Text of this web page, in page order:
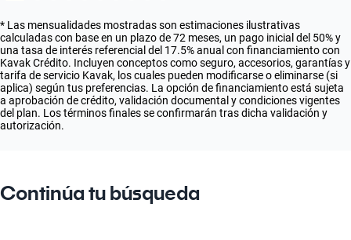
* Las mensualidades mostradas son estimaciones ilustrativas
calculadas con base en un plazo de 72 meses, un pago inicial del 50% y
una tasa de interés referencial del 17.5% anual con financiamiento con
Kavak Crédito. Incluyen conceptos como seguro, accesorios, garantías y
tarifa de servicio Kavak, los cuales pueden modificarse o eliminarse (si
aplica) según tus preferencias. La opción de financiamiento está sujeta
a aprobación de crédito, validación documental y condiciones vigentes
del plan. Los términos finales se confirmarán tras dicha validación y
autorización.
Continúa tu búsqueda